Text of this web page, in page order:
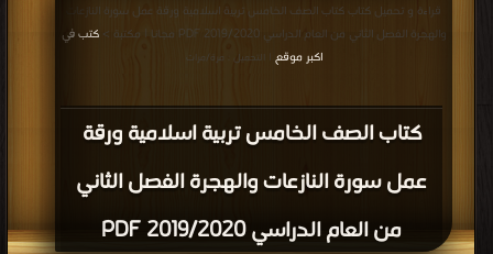
كتاب الصف الخامس تربية اسلامية ورقة
عمل سورة النازعات والهجرة الفصل الثاني
من العام الدراسي 2019/2020 PDF
قراءة و تحميل كتاب كتاب الصف الخامس تربية اسلامية ورقة عمل سورة النازعات
والهجرة الفصل الثاني من العام الدراسي 2019/2020 PDF مجانا | مكتبة >
كتب في
اكبر موقع
| التحميل : مرة/مرات